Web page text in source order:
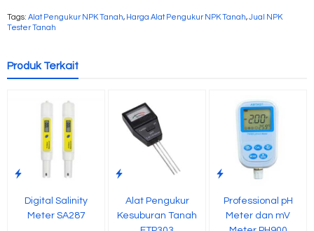
Tags: Alat Pengukur NPK Tanah, Harga Alat Pengukur NPK Tanah,Jual NPK
Tester Tanah
Produk Terkait
Digital Salinity
Meter SA287
Alat Pengukur
Kesuburan Tanah
Professional pH
Meter dan mV